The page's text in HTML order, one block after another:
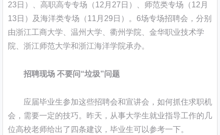
23日）、高职高专专场（12月27日）、师范类专场（12月
13日）及海洋类专场（11月29日）。6场专场招聘会，分别
由浙江工商大学、温州大学、衢州学院、金华职业技术学
院、浙江师范大学和浙江海洋学院承办。
招聘现场 不要问“垃圾”问题
应届毕业生参加这些招聘会和宣讲会，如何抓住求职机
会，需要一定的技巧。昨天，从事大学生就业指导工作的几
位高校老师给出了四条建议，毕业生可以参考一下。